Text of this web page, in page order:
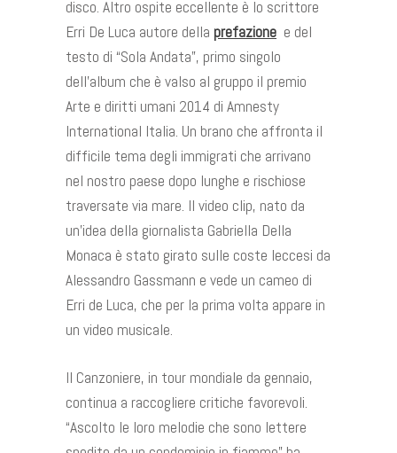
disco. Altro ospite eccellente è lo scrittore
Erri De Luca autore della prefazione e del
testo di “Sola Andata”, primo singolo
dell’album che è valso al gruppo il premio
Arte e diritti umani 2014 di Amnesty
International Italia. Un brano che affronta il
difficile tema degli immigrati che arrivano
nel nostro paese dopo lunghe e rischiose
traversate via mare. Il video clip, nato da
un’idea della giornalista Gabriella Della
Monaca è stato girato sulle coste leccesi da
Alessandro Gassmann e vede un cameo di
Erri de Luca, che per la prima volta appare in
un video musicale.
Il Canzoniere, in tour mondiale da gennaio,
continua a raccogliere critiche favorevoli.
“Ascolto le loro melodie che sono lettere